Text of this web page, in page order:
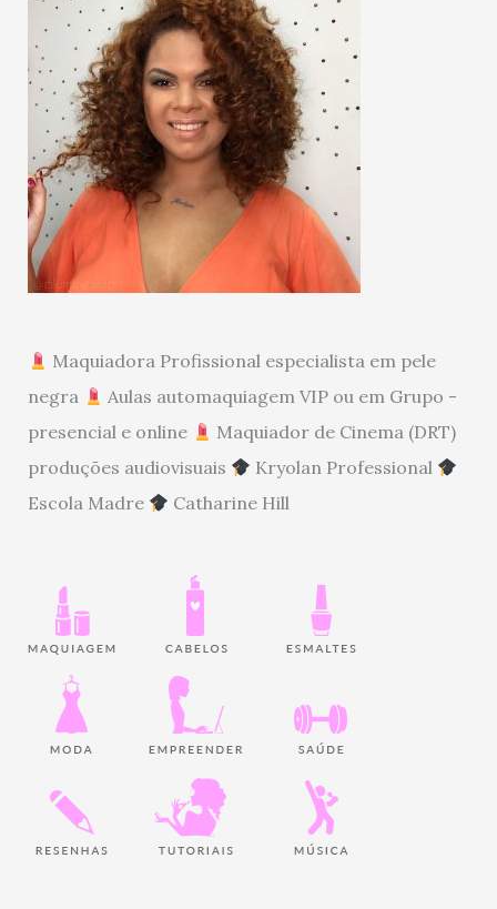
Maquiadora Profissional especialista em pele
negra
Aulas automaquiagem VIP ou em Grupo -
presencial e online
Maquiador de Cinema (DRT)
produções audiovisuais
Kryolan Professional
Escola Madre
Catharine Hill